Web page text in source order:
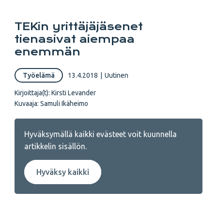
TEKin yrittäjäjäsenet
tienasivat aiempaa
enemmän
Työelämä 13.4.2018 Uutinen
Kirjoittaja(t): Kirsti Levander
Kuvaaja: Samuli Ikäheimo
Hyväksymällä kaikki evästeet voit kuunnella
artikkelin sisällön.
Hyväksy kaikki